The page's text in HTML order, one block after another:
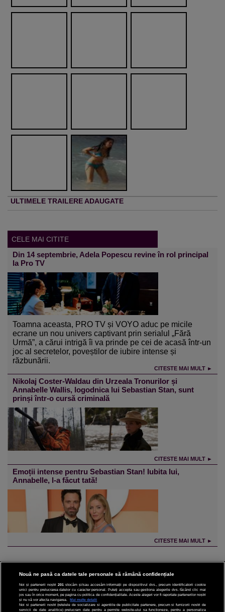
ULTIMELE TRAILERE ADAUGATE
CELE MAI CITITE
Din 14 septembrie, Adela Popescu revine în rol principal
la Pro TV
Toamna aceasta, PRO TV și VOYO aduc pe micile
ecrane un nou univers captivant prin serialul „Fără
Urmă”, a cărui intrigă îi va prinde pe cei de acasă într-un
joc al secretelor, poveștilor de iubire intense și
răzbunării.
CITESTE MAI MULT ►
Nikolaj Coster-Waldau din Urzeala Tronurilor și
Annabelle Wallis, logodnica lui Sebastian Stan, sunt
prinși într-o cursă criminală
CITESTE MAI MULT ►
Emoții intense pentru Sebastian Stan! Iubita lui,
Annabelle, l-a făcut tată!
CITESTE MAI MULT ►
CINEMA
Nouă ne pasă ca datele tale personale să rămână confidențiale
Noi și partenerii noștri 201 stocăm și/sau accesăm informații pe dispozitivul dvs., precum identificatorii cookie
unici pentru prelucrarea datelor cu caracter personal. Puteți accepta sau gestiona alegerile dvs. făcând clic mai
jos sau în orice moment, pe pagina cu politica de confidențialitate. Aceste alegeri vor fi raportate partenerilor noștri
și nu vă vor afecta navigarea.
Mai multe detalii
Noi si partenerii nostri (retelele de socializare si agentiile de publicitate partenere, precum si furnizorii nostri de
servicii de date analitice) prelucram date pentru a permite website-ului sa functioneze, pentru a personaliza